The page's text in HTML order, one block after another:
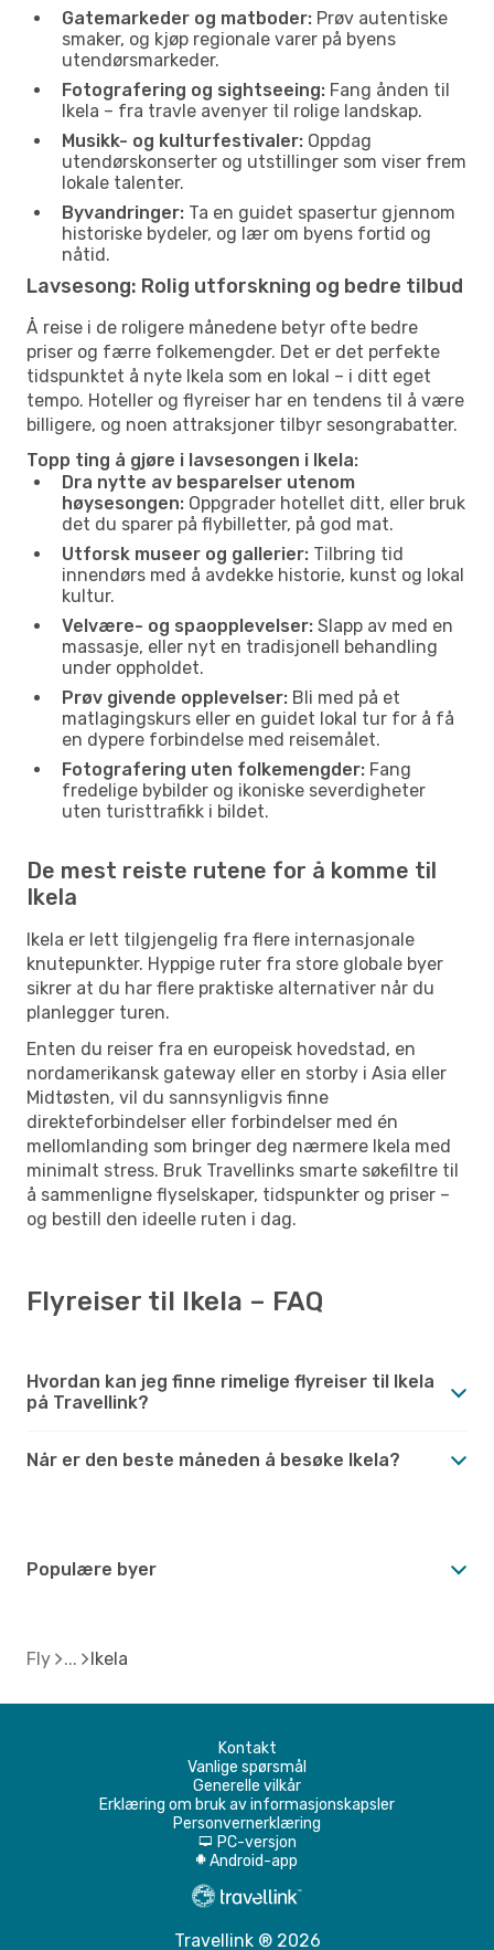
Gatemarkeder og matboder: Prøv autentiske
smaker, og kjøp regionale varer på byens
utendørsmarkeder.
Fotografering og sightseeing: Fang ånden til
Ikela – fra travle avenyer til rolige landskap.
Musikk- og kulturfestivaler: Oppdag
utendørskonserter og utstillinger som viser frem
lokale talenter.
Byvandringer: Ta en guidet spasertur gjennom
historiske bydeler, og lær om byens fortid og
nåtid.
Lavsesong: Rolig utforskning og bedre tilbud
Å reise i de roligere månedene betyr ofte bedre
priser og færre folkemengder. Det er det perfekte
tidspunktet å nyte Ikela som en lokal – i ditt eget
tempo. Hoteller og flyreiser har en tendens til å være
billigere, og noen attraksjoner tilbyr sesongrabatter.
Topp ting å gjøre i lavsesongen i Ikela:
Dra nytte av besparelser utenom
høysesongen: Oppgrader hotellet ditt, eller bruk
det du sparer på flybilletter, på god mat.
Utforsk museer og gallerier: Tilbring tid
innendørs med å avdekke historie, kunst og lokal
kultur.
Velvære- og spaopplevelser: Slapp av med en
massasje, eller nyt en tradisjonell behandling
under oppholdet.
Prøv givende opplevelser: Bli med på et
matlagingskurs eller en guidet lokal tur for å få
en dypere forbindelse med reisemålet.
Fotografering uten folkemengder: Fang
fredelige bybilder og ikoniske severdigheter
uten turisttrafikk i bildet.
De mest reiste rutene for å komme til
Ikela
Ikela er lett tilgjengelig fra flere internasjonale
knutepunkter. Hyppige ruter fra store globale byer
sikrer at du har flere praktiske alternativer når du
planlegger turen.
Enten du reiser fra en europeisk hovedstad, en
nordamerikansk gateway eller en storby i Asia eller
Midtøsten, vil du sannsynligvis finne
direkteforbindelser eller forbindelser med én
mellomlanding som bringer deg nærmere Ikela med
minimalt stress. Bruk Travellinks smarte søkefiltre til
å sammenligne flyselskaper, tidspunkter og priser –
og bestill den ideelle ruten i dag.
Flyreiser til Ikela – FAQ
Hvordan kan jeg finne rimelige flyreiser til Ikela
på Travellink?
Når er den beste måneden å besøke Ikela?
Populære byer
Fly Ikela
Kontakt
Vanlige spørsmål
Generelle vilkår
Erklæring om bruk av informasjonskapsler
Personvernerklæring
d PC-versjon
A Android-app
Travellink ® 2026